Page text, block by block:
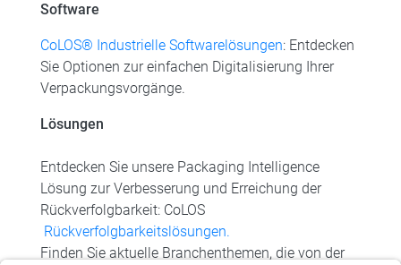
Software
CoLOS® Industrielle Softwarelösungen: Entdecken
Sie Optionen zur einfachen Digitalisierung Ihrer
Verpackungsvorgänge.
Lösungen
Entdecken Sie unsere Packaging Intelligence
Lösung zur Verbesserung und Erreichung der
Rückverfolgbarkeit: CoLOS
Rückverfolgbarkeitslösungen.
Finden Sie aktuelle Branchenthemen, die von der